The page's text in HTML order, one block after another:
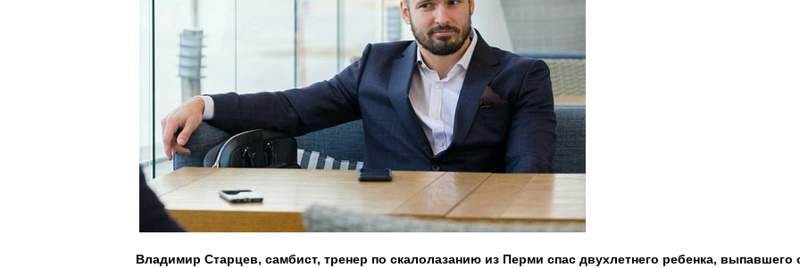
Владимир Старцев, самбист, тренер по скалолазанию из Перми спас двухлетнего ребенка, выпавшего